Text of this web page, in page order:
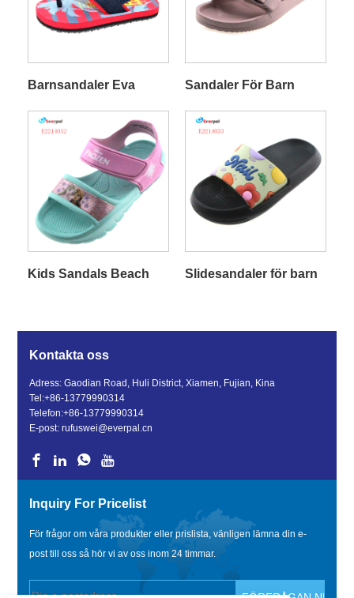
Barnsandaler Eva Sandaler För Barn
Kids Sandals Beach Slidesandaler för barn
Kontakta oss
Adress: Gaodian Road, Huli District, Xiamen, Fujian, Kina
Tel:+86-13779990314
Telefon:+86-13779990314
E-post:rufuswei@everpal.cn
Inquiry For Pricelist
För frågor om våra produkter eller prislista, vänligen lämna din e-
post till oss så hör vi av oss inom 24 timmar.